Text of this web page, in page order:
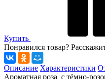
Купить
Понравился товар?
Описание Характеристики
Ароматная роза с тёмно-